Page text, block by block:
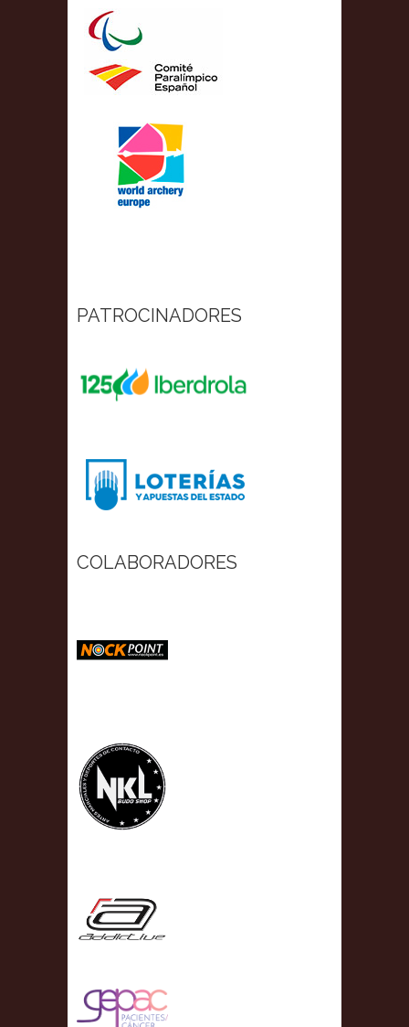
PATROCINADORES
COLABORADORES